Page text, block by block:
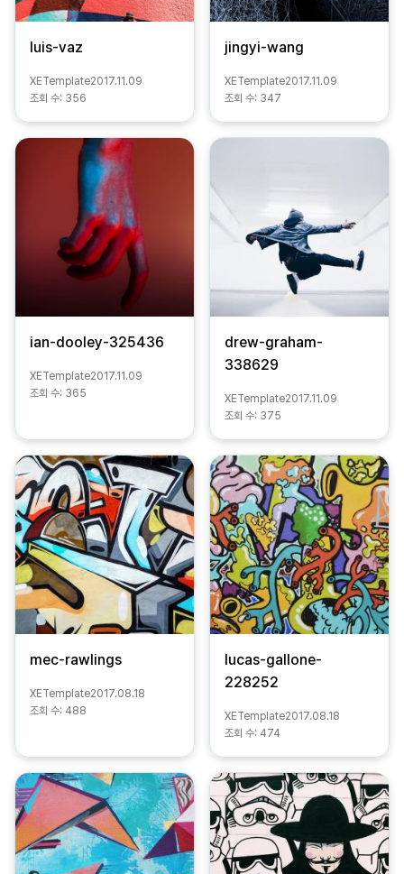
luis-vaz
XETemplate2017.11.09
조회 수: 356
jingyi-wang
XETemplate2017.11.09
조회 수: 347
ian-dooley-325436
XETemplate2017.11.09
조회 수: 365
drew-graham-
338629
XETemplate2017.11.09
조회 수: 375
mec-rawlings
XETemplate2017.08.18
조회 수: 488
lucas-gallone-
228252
XETemplate2017.08.18
조회 수: 474